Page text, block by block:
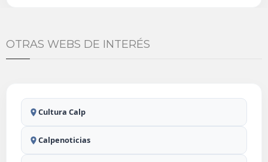
OTRAS WEBS DE INTERÉS
Cultura Calp
Calpenoticias